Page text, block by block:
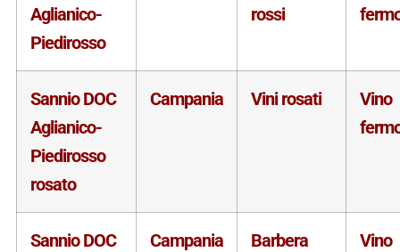
Aglianico-
Piedirosso
rossi
Sannio DOC
Aglianico-
Piedirosso
rosato
Campania Vini rosati
Vino
Sannio DOC
Campania Barbera
Vino